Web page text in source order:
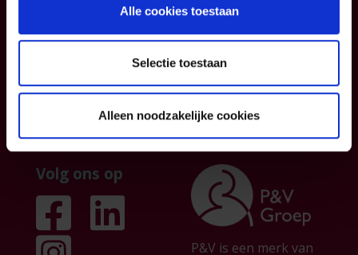
Alle cookies toestaan
Selectie toestaan
Alleen noodzakelijke cookies
Klachtenmanagemen Partnership
Persberichten &
publicaties
Jobs
Volg ons op
P&V is een merk van